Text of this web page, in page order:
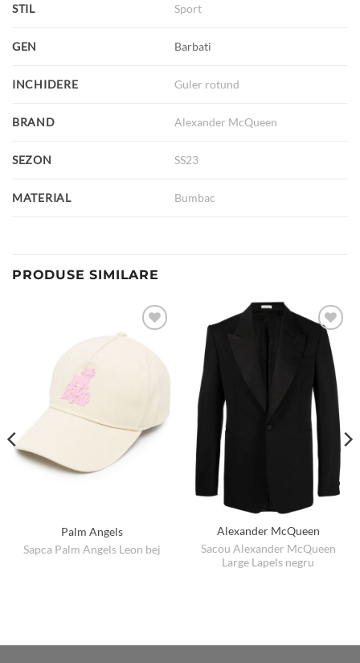
STIL Sport
GEN Barbati
INCHIDERE Guler rotund
BRAND Alexander McQueen
SEZON SS23
MATERIAL Bumbac
PRODUSE SIMILARE
Palm Angels
Sapca Palm Angels Leon bej
Alexander McQueen
Sacou Alexander McQueen
Large Lapels negru